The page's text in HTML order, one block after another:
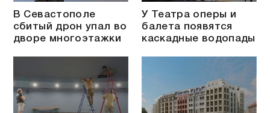
В Севастополе
сбитый дрон упал во
дворе многоэтажки
У Театра оперы и
балета появятся
каскадные водопады